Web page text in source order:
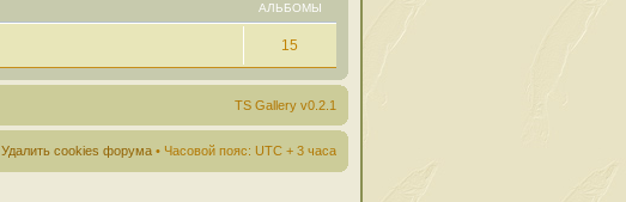
АЛЬБОМЫ
15
TS Gallery v0.2.1
Удалить cookies форума • Часовой пояс: UTC + 3 часа